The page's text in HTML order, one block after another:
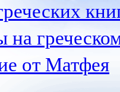
от Матфея